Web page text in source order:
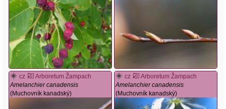
cz
Arboretum Žampach
Amelanchier canadensis
(Muchovník kanadský)
cz
Arboretum Žampach
Amelanchier canadensis
(Muchovník kanadský)